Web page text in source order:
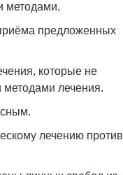
методами.
предложенных
которые не
методами лечения.
лечению против